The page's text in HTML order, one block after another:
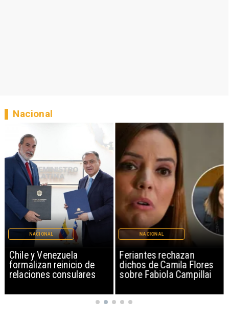
Chile y Venezuela
formalizan reinicio de
relaciones consulares
NACIONAL
Feriantes rechazan
dichos de Camila Flores
sobre Fabiola Campillai
NACIONAL
Nacional